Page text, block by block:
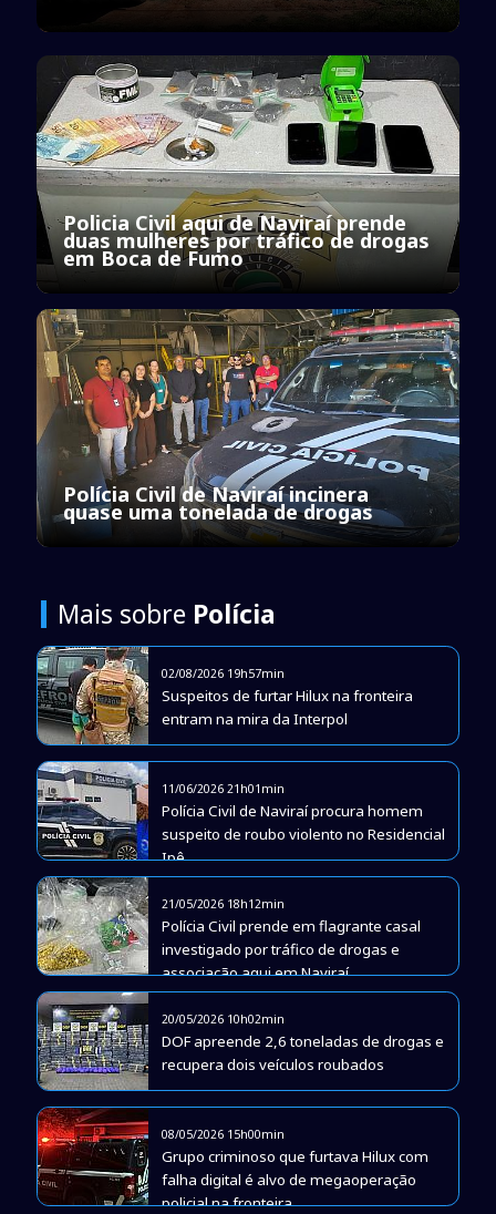
Policia Civil aqui de Naviraí prende
duas mulheres por tráfico de drogas
em Boca de Fumo
Polícia Civil de Naviraí incinera
quase uma tonelada de drogas
Mais sobre Polícia
02/08/2026 19h57min
Suspeitos de furtar Hilux na fronteira
entram na mira da Interpol
11/06/2026 21h01min
Polícia Civil de Naviraí procura homem
suspeito de roubo violento no Residencial
Ipê
21/05/2026 18h12min
Polícia Civil prende em flagrante casal
investigado por tráfico de drogas e
associação aqui em Naviraí
20/05/2026 10h02min
DOF apreende 2,6 toneladas de drogas e
recupera dois veículos roubados
08/05/2026 15h00min
Grupo criminoso que furtava Hilux com
falha digital é alvo de megaoperação
policial na fronteira